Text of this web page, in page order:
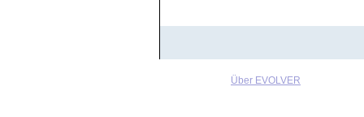
Über EVOLVER